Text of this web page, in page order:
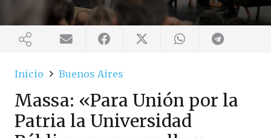
Inicio Buenos Aires
Massa: «Para Unión por la
Patria la Universidad